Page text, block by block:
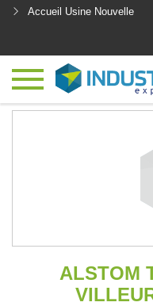
Accueil Usine Nouvelle
ALSTOM